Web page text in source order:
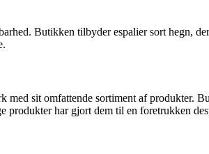
Butikken tilbyder espalier sort hegn,
med sit omfattende sortiment af produkter.
har gjort dem til en foretrukken